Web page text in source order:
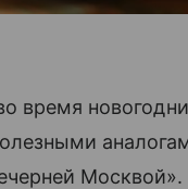
время
Москвой».